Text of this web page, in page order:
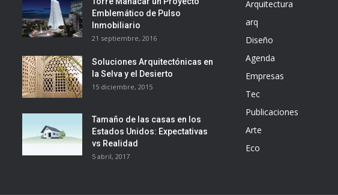
Emblemático de Pulso
Inmobiliario
21 septiembre, 2016
Soluciones Arquitectónicas en
la Selva y el Desierto
15 diciembre, 2015
Tamaño de las casas en los
Estados Unidos: Expectativas
vs Realidad
5 abril, 2017
Arquitectura
arq
Diseño
Agenda
Empresas
Tec
Publicaciones
Arte
Eco